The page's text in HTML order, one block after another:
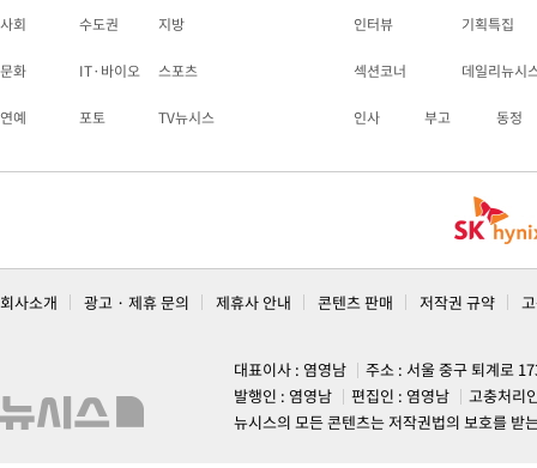
사회 수도권 지방
문화 IT·바이오 스포츠
연예 포토 TV뉴시스
인터뷰 기획특집
섹션코너 데일리뉴시
인사 부고 동정
회사소개 광고 · 제휴 문의 제휴사 안내 콘텐츠 판매 저작권 규약
대표이사 : 염영남
주소 : 서울 중구 퇴계로
발행인 : 염영남
편집인 : 염영남
고충처리
뉴시스의 모든 콘텐츠는 저작권법의 보호를